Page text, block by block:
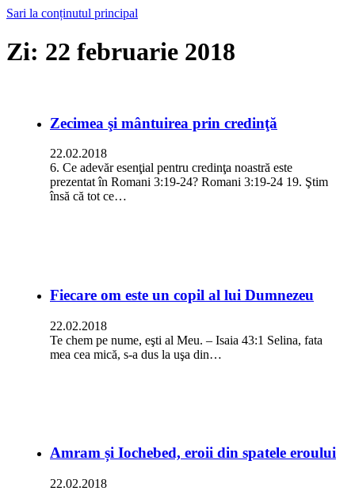
Sari la conținutul principal
Zi: 22 februarie 2018
Zecimea şi mântuirea prin credinţă
22.02.2018
6. Ce adevăr esenţial pentru credinţa noastră este
prezentat în Romani 3:19-24? Romani 3:19-24 19. Ştim
însă că tot ce…
Fiecare om este un copil al lui Dumnezeu
22.02.2018
Te chem pe nume, eşti al Meu. – Isaia 43:1 Selina, fata
mea cea mică, s-a dus la uşa din…
Amram și Iochebed, eroii din spatele eroului
22.02.2018